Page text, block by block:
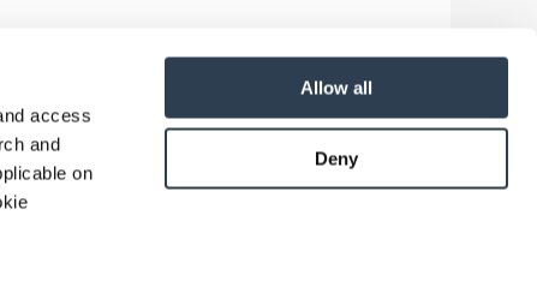
access
and
on
Allow all
Deny